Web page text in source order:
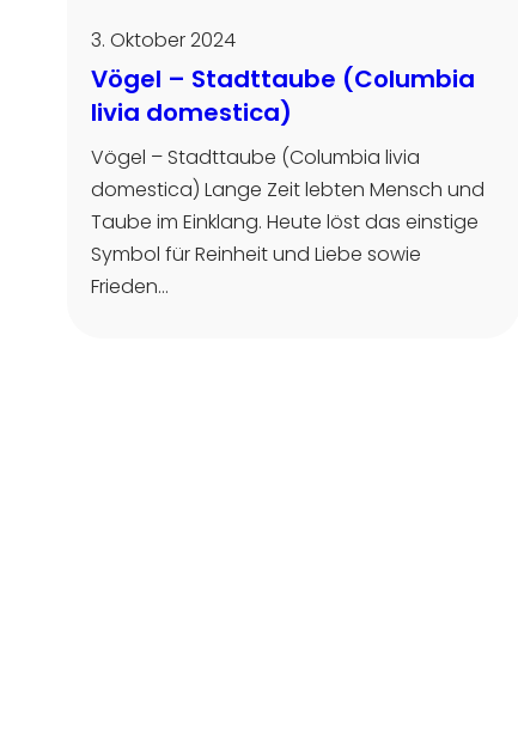
3. Oktober 2024
Vögel – Stadttaube (Columbia
livia domestica)
Vögel – Stadttaube (Columbia livia
domestica) Lange Zeit lebten Mensch und
Taube im Einklang. Heute löst das einstige
Symbol für Reinheit und Liebe sowie
Frieden…